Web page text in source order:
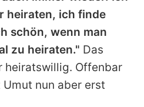
heiraten, ich finde
schön, wenn man
zu heiraten." Das
heiratswillig. Offenbar
Umut nun aber erst